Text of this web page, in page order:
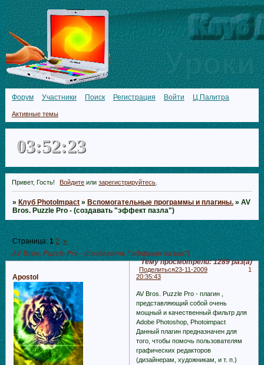
Форум Участники Поиск Регистрация Войти Ц.Палитра
Активные темы
03:52:24
Привет, Гость! Войдите илизарегистрируйтесь
»Клуб PhotoImpact »Вспомогательные программы и плагины. »AV
Bros. Puzzle Pro - (создавать "эффект пазла")
AV Bros. Puzzle Pro - (создавать "эффект пазла")
Тему просмотрели:1289раз(а)
Страница:1 2 »
Поделиться 1
23-11-2009
20:35:43
Apostol
AV Bros. Puzzle Pro - плагин ,
представляющий собой очень
мощный и качественный фильтр для
Adobe Photoshop, Photoimpact
Данный плагин предназначен для
того, чтобы помочь пользователям
графических редакторов
(дизайнерам, художникам, и т. п.)